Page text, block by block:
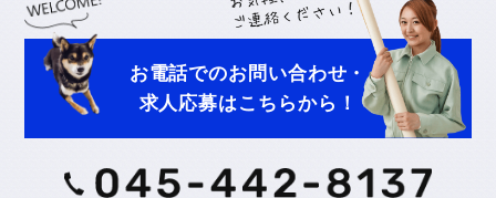
お電話でのお問い合わせ・
求人応募はこちらから！